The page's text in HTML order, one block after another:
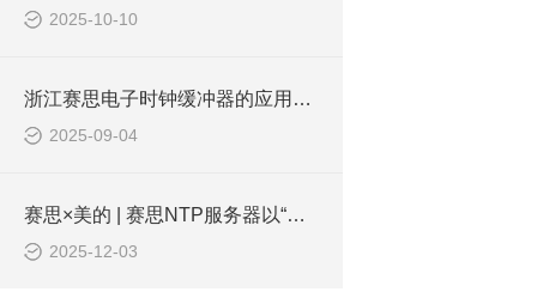
2025-10-10
浙江赛思电子时钟缓冲器的应用条件
2025-09-04
赛思×美的 | 赛思NTP服务器以“中国精度”夯实AI时代算力底座时序底座
2025-12-03